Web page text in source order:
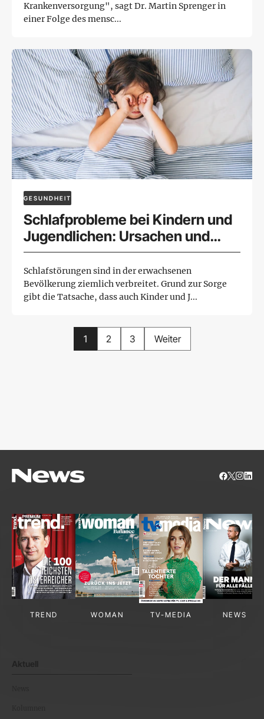
Krankenversorgung", sagt Dr. Martin Sprenger in
einer Folge des mensc...
GESUNDHEIT
Schlafprobleme bei Kindern und
Jugendlichen: Ursachen und
Lösungen
Schlafstörungen sind in der erwachsenen
Bevölkerung ziemlich verbreitet. Grund zur Sorge
gibt die Tatsache, dass auch Kinder und J...
1 2 3 Weiter
TREND WOMAN TV-MEDIA NEWS